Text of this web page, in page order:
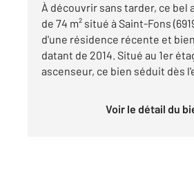
À découvrir sans tarder, ce bel
de 74 m² situé à Saint-Fons
d'une résidence récente et
datant de 2014. Situé au 1er
ascenseur, ce bien séduit dès
Voir le détail du